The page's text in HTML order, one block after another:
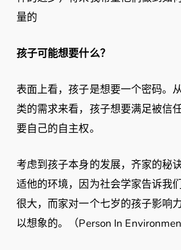
量的
孩子可能想要什么？
表面上看，孩子是想要一个密码。
类的需求来看，孩子想要满足被信
要自己的自主权。
考虑到孩子本身的发展，齐家的秘
适他的环境，因为社会学家告诉我
很大，而家对一个七岁的孩子影响
以想象的。（Person In